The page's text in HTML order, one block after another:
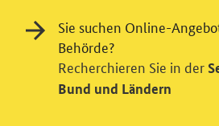
verschiedene Zusatzdienste
möchten die Nutzeraktivität mit
datenschutzfreundlicher
unsere Öffentlichkeitsarbeit zu
Sie suchen Online-
Behörde?
Recherchieren Sie in der
Bund und Ländern